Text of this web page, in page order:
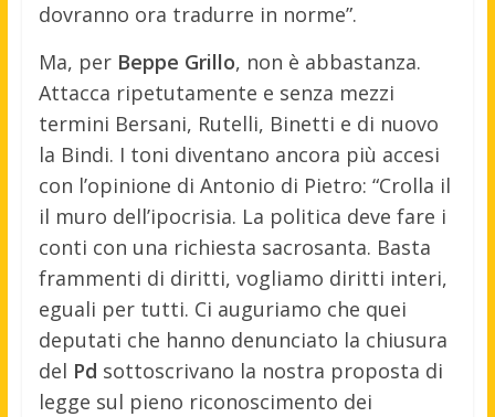
dovranno ora tradurre in norme”.
Ma, per Beppe Grillo, non è abbastanza.
Attacca ripetutamente e senza mezzi
termini Bersani, Rutelli, Binetti e di nuovo
la Bindi. I toni diventano ancora più accesi
con l’opinione di Antonio di Pietro: “Crolla il
il muro dell’ipocrisia. La politica deve fare i
conti con una richiesta sacrosanta. Basta
frammenti di diritti, vogliamo diritti interi,
eguali per tutti. Ci auguriamo che quei
deputati che hanno denunciato la chiusura
del Pd sottoscrivano la nostra proposta di
legge sul pieno riconoscimento dei